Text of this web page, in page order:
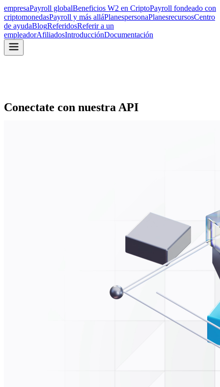
empresaPayroll globalBeneficios W2 en CriptoPayroll fondeado con
criptomonedasPayroll y más alláPlanespersonaPlanesrecursosCentro
de ayudaBlogReferidosReferir a un
empleadorAfiliadosIntroducciónDocumentación
Conectate con nuestra API